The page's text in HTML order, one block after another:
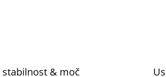
%
stabilnost & moč